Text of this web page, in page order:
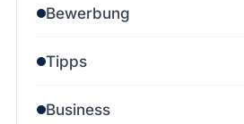
Bewerbung
Tipps
Business